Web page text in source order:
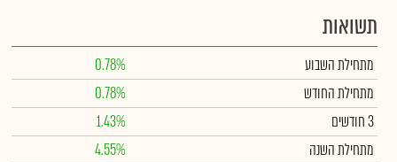
תשואות
מתחילת השבוע
0.78%
מתחילת החודש
0.78%
3 חודשים
1.43%
מתחילת השנה
4.55%